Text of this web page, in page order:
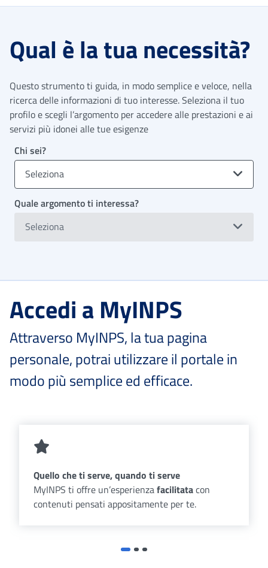
Qual è la tua necessità?
Questo strumento ti guida, in modo semplice e veloce, nella
ricerca delle informazioni di tuo interesse. Seleziona il tuo
profilo e scegli l’argomento per accedere alle prestazioni e ai
servizi più idonei alle tue esigenze
Chi sei?
Seleziona
Quale argomento ti interessa?
Seleziona
Accedi a MyINPS
Attraverso MyINPS, la tua pagina
personale, potrai utilizzare il portale in
modo più semplice ed efficace.
Quello che ti serve, quando ti serve
MyINPS ti offre un’esperienzafacilitatacon
contenuti pensati appositamente per te.